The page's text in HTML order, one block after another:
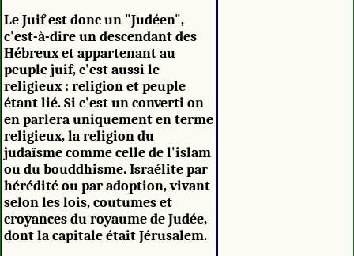
Le Juif est donc un "Judéen",
c'est-à-dire un descendant des
Hébreux et appartenant au
peuple juif, c'est aussi le
religieux : religion et peuple
étant lié. Si c'est un converti on
en parlera uniquement en terme
religieux, la religion du
judaïsme comme celle de l'islam
ou du bouddhisme. Israélite par
hérédité ou par adoption, vivant
selon les lois, coutumes et
croyances du royaume de Judée,
dont la capitale était Jérusalem.